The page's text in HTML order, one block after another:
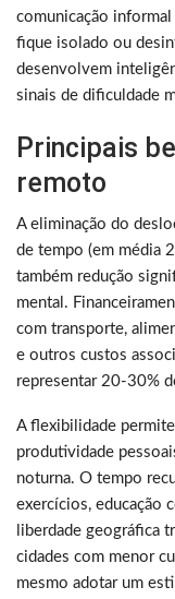
comunicação
fique isolado ou
desenvolvem
sinais de dificuldade
Principais
remoto
A eliminação do
de tempo (em média
também redução
mental.
com transporte,
e outros custos
representar 20-30%
A flexibilidade
produtividade
noturna. O tempo
exercícios, educação
liberdade geográfica
cidades com menor
mesmo adotar um